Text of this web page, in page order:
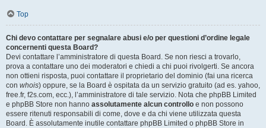
Top
Chi devo contattare per segnalare abusi e/o per questioni d’ordine legale
concernenti questa Board?
Devi contattare l’amministratore di questa Board. Se non riesci a trovarlo,
prova a contattare uno dei moderatori e chiedi a chi puoi rivolgerti. Se ancora
non ottieni risposta, puoi contattare il proprietario del dominio (fai una ricerca
con whois) oppure, se la Board è ospitata da un servizio gratuito (ad es. yahoo,
free.fr, f2s.com, ecc.), l’amministratore di tale servizio. Nota che phpBB Limited
e phpBB Store non hanno assolutamente alcun controllo e non possono
essere ritenuti responsabili di come, dove e da chi viene utilizzata questa
Board. È assolutamente inutile contattare phpBB Limited o phpBB Store in